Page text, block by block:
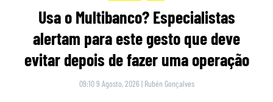
Usa o Multibanco? Especialistas
alertam para este gesto que deve
evitar depois de fazer uma operação
09:10 9 Agosto, 2026 | Rubén Gonçalves